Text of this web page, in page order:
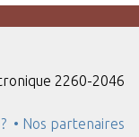
2260-2046
• Nos partenaires